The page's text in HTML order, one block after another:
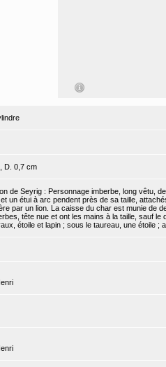
D. 0,7 cm
de Seyrig : Personnage imberbe, long vêtu,
un étui à arc pendent près de sa taille,
par un lion. La caisse du char est munie de
tête nue et ont les mains à la taille, sauf
étoile et lapin ; sous le taureau, une étoile ;